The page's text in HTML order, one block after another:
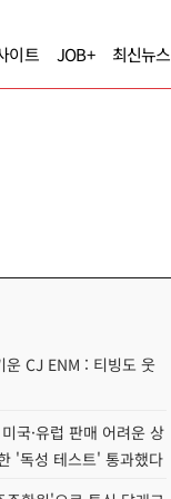
이트 JOB+ 최신뉴스
CJ ENM : 티빙도 웃
국·유럽 판매 어려운 상
'독성 테스트' 통과했다